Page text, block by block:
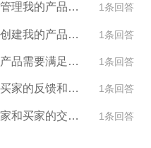
我如何在MercadoLibre平台上管理我的产品库存？ 1条回答
我如何在MercadoLibre平台上创建我的产品描述和图片？ 1条回答
在MercadoLibre平台上出售的产品需要满足哪些标准？ 1条回答
我如何在MercadoLibre上查找买家的反馈和评论？ 1条回答
MercadoLibre平台如何保护卖家和买家的交易安全？ 1条回答